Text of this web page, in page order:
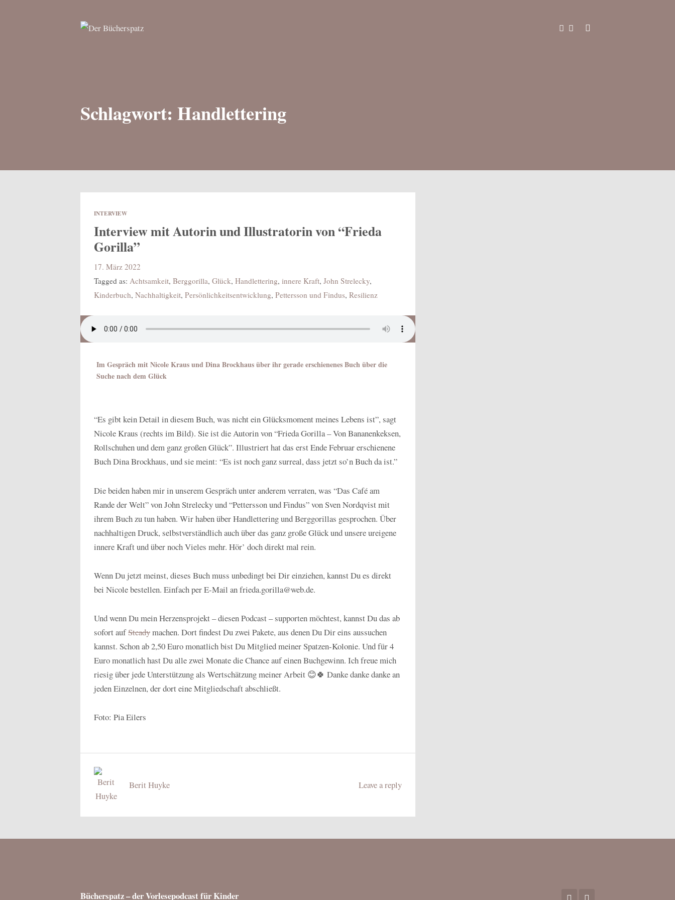
Schlagwort: Handlettering
INTERVIEW
Interview mit Autorin und Illustratorin von “Frieda
Gorilla”
17. März 2022
Tagged as:Achtsamkeit,Berggorilla,Glück,Handlettering,innere Kraft,John Strelecky,
Kinderbuch,Nachhaltigkeit,Persönlichkeitsentwicklung,Pettersson und Findus,Resilienz
Im Gespräch mit Nicole Kraus und Dina Brockhaus über ihr gerade erschienenes Buch über die
Suche nach dem Glück
“Es gibt kein Detail in diesem Buch, was nicht ein Glücksmoment meines Lebens ist”, sagt
Nicole Kraus (rechts im Bild). Sie ist die Autorin von “Frieda Gorilla – Von Bananenkeksen,
Rollschuhen und dem ganz großen Glück”. Illustriert hat das erst Ende Februar erschienene
Buch Dina Brockhaus, und sie meint: “Es ist noch ganz surreal, dass jetzt so’n Buch da ist.”
Die beiden haben mir in unserem Gespräch unter anderem verraten, was “Das Café am
Rande der Welt” von John Strelecky und “Pettersson und Findus” von Sven Nordqvist mit
ihrem Buch zu tun haben. Wir haben über Handlettering und Berggorillas gesprochen. Über
nachhaltigen Druck, selbstverständlich auch über das ganz große Glück und unsere ureigene
innere Kraft und über noch Vieles mehr. Hör’ doch direkt mal rein.
Wenn Du jetzt meinst, dieses Buch muss unbedingt bei Dir einziehen, kannst Du es direkt
bei Nicole bestellen. Einfach per E-Mail an frieda.gorilla@web.de.
Und wenn Du mein Herzensprojekt – diesen Podcast – supporten möchtest, kannst Du das ab
sofort aufSteadymachen. Dort findest Du zwei Pakete, aus denen Du Dir eins aussuchen
kannst. Schon ab 2,50 Euro monatlich bist Du Mitglied meiner Spatzen-Kolonie. Und für 4
Euro monatlich hast Du alle zwei Monate die Chance auf einen Buchgewinn. Ich freue mich
riesig über jede Unterstützung als Wertschätzung meiner Arbeit 😊🍀 Danke danke danke an
jeden Einzelnen, der dort eine Mitgliedschaft abschließt.
Foto: Pia Eilers
Leave a reply
Berit Huyke
Bücherspatz – der Vorlesepodcast für Kinder